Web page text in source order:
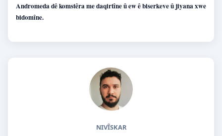
Andromeda dê komstêra me daqirtîne û ew ê biserkeve û jiyana xwe
bidomîne.
NIVÎSKAR